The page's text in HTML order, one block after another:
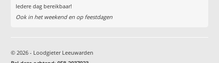
Iedere dag bereikbaar!
Ook in het weekend en op feestdagen
© 2026 - Loodgieter Leeuwarden